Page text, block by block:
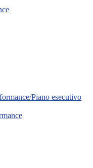
Piano esecutivo